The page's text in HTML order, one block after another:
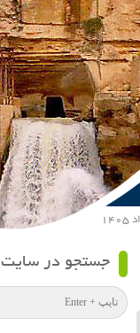
جستجو در سایت